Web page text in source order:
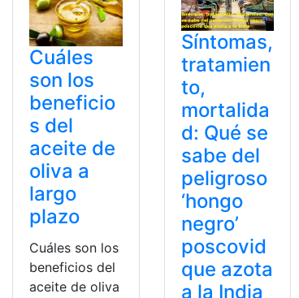
Cuáles
son los
beneficio
s del
aceite de
oliva a
largo
plazo
Cuáles son los
beneficios del
aceite de oliva
Síntomas,
tratamien
to,
mortalida
d: Qué se
sabe del
peligroso
‘hongo
negro’
poscovid
que azota
a la India